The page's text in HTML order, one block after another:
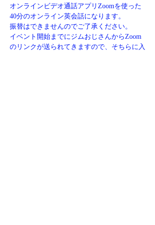
オンラインビデオ通話アプリZoomを使った
40分のオンライン英会話になります。
振替はできませんのでご了承ください。
イベント開始までにジムおじさんからZoom
のリンクが送られてきますので、そちらに入